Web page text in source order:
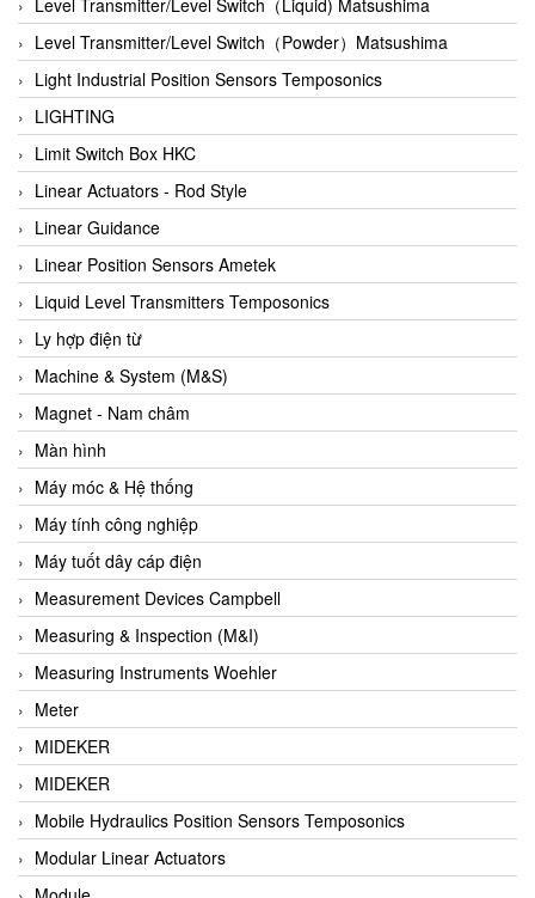
Autec
Auto Flow
Automatic valve
Aventics
Avproglobal
Axiomtek
AZBIL
B&C Electronics
B&R
Babcok wilcox
Baelz Automatic Vietnam
Bahr Modultechnik Vietnam
Balluff
BamBo Vietnam
Barel Vietnam
Barksdale
Bartec
Basco
Baumer
Baumuller Vietnam
Baykee
BBC Bircher Smart Access
BCS ITALY
BEA SENSORS
Level Transmitter/Level Switch（Powder）Matsushima
Light Industrial Position Sensors Temposonics
LIGHTING
Limit Switch Box HKC
Linear Actuators - Rod Style
Linear Guidance
Linear Position Sensors Ametek
Liquid Level Transmitters Temposonics
Ly hợp điện từ
Machine & System (M&S)
Magnet - Nam châm
Màn hình
Máy móc & Hệ thống
Máy tính công nghiệp
Máy tuốt dây cáp điện
Measurement Devices Campbell
Measuring & Inspection (M&I)
Measuring Instruments Woehler
Meter
MIDEKER
MIDEKER
Mobile Hydraulics Position Sensors Temposonics
Modular Linear Actuators